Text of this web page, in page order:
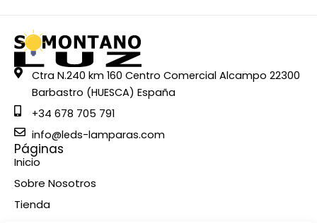
Ctra N.240 km 160 Centro Comercial Alcampo 22300
Barbastro (HUESCA) España
+34 678 705 791
info@leds-lamparas.com
Páginas
Inicio
Sobre Nosotros
Tienda